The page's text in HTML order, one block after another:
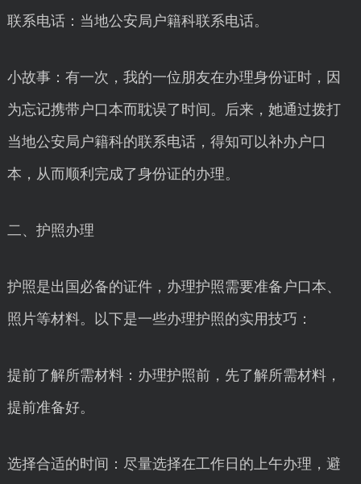
联系电话：当地公安局户籍科联系电话。
小故事：有一次，我的一位朋友在办理身份证时，因
为忘记携带户口本而耽误了时间。后来，她通过拨打
当地公安局户籍科的联系电话，得知可以补办户口
本，从而顺利完成了身份证的办理。
二、护照办理
护照是出国必备的证件，办理护照需要准备户口本、
照片等材料。以下是一些办理护照的实用技巧：
提前了解所需材料：办理护照前，先了解所需材料，
提前准备好。
选择合适的时间：尽量选择在工作日的上午办理，避